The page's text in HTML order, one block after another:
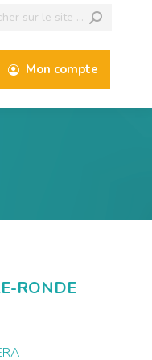
Mon compte
RONDE